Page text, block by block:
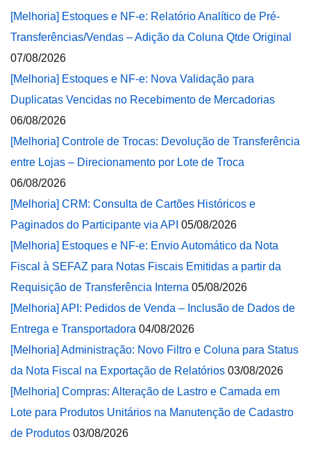
[Melhoria] Estoques e NF-e: Relatório Analítico de Pré-
Transferências/Vendas – Adição da Coluna Qtde Original
07/08/2026
[Melhoria] Estoques e NF-e: Nova Validação para
Duplicatas Vencidas no Recebimento de Mercadorias
06/08/2026
[Melhoria] Controle de Trocas: Devolução de Transferência
entre Lojas – Direcionamento por Lote de Troca
06/08/2026
[Melhoria] CRM: Consulta de Cartões Históricos e
Paginados do Participante via API 05/08/2026
[Melhoria] Estoques e NF-e: Envio Automático da Nota
Fiscal à SEFAZ para Notas Fiscais Emitidas a partir da
Requisição de Transferência Interna 05/08/2026
[Melhoria] API: Pedidos de Venda – Inclusão de Dados de
Entrega e Transportadora 04/08/2026
[Melhoria] Administração: Novo Filtro e Coluna para Status
da Nota Fiscal na Exportação de Relatórios 03/08/2026
[Melhoria] Compras: Alteração de Lastro e Camada em
Lote para Produtos Unitários na Manutenção de Cadastro
de Produtos 03/08/2026